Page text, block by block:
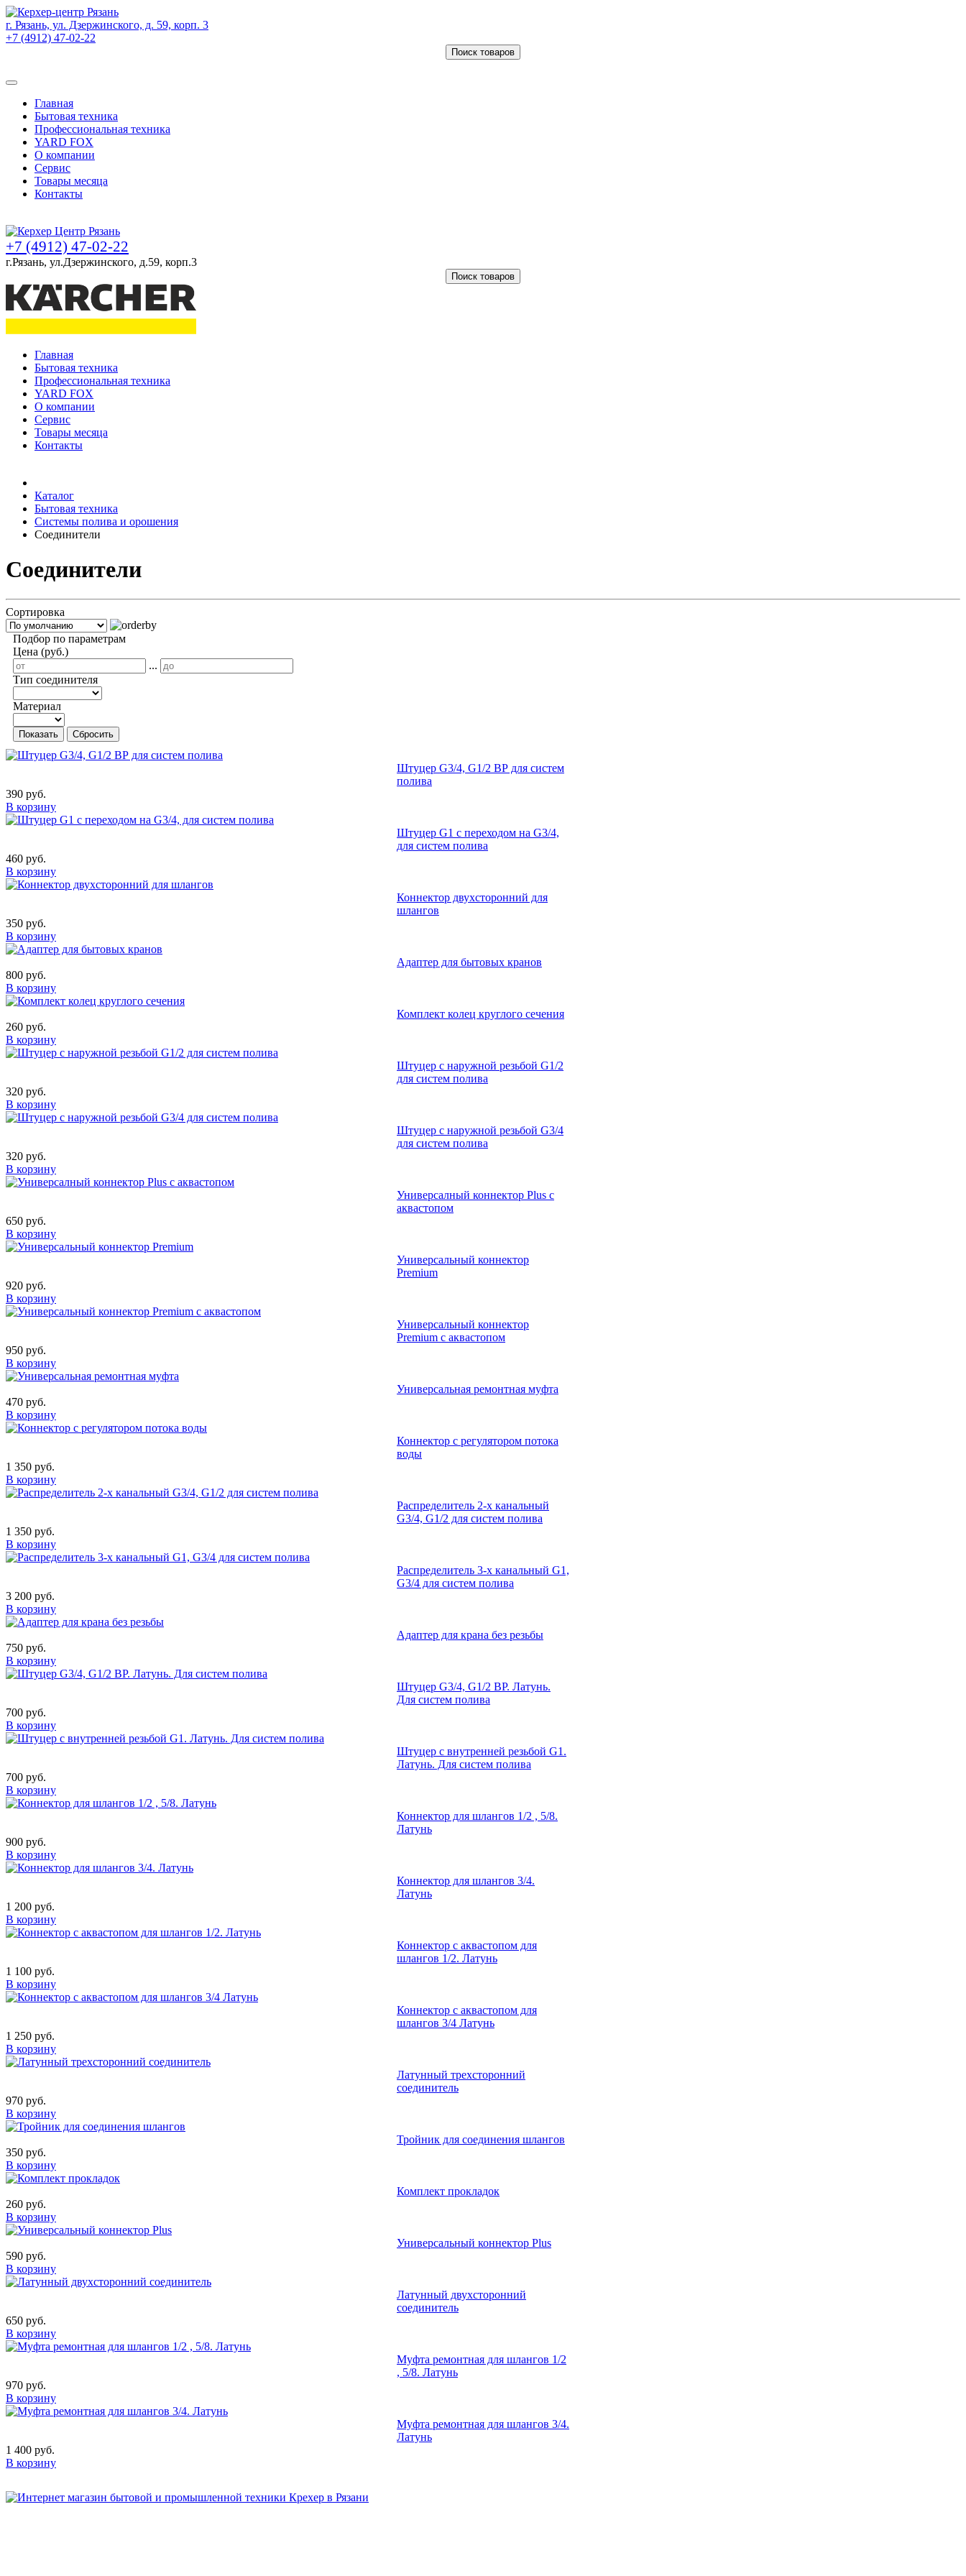
г. Рязань, ул. Дзержинского, д. 59, корп. 3
+7 (4912) 47-02-22
Поиск товаров
Главная
Бытовая техника
Профессиональная техника
YARD FOX
О компании
Сервис
Товары месяца
Контакты
+7 (4912) 47-02-22
г.Рязань, ул.Дзержинского, д.59, корп.3
Поиск товаров
Главная
Бытовая техника
Профессиональная техника
YARD FOX
О компании
Сервис
Товары месяца
Контакты
Каталог
Бытовая техника
Системы полива и орошения
Соединители
Соединители
Сортировка
Подбор по параметрам
Цена (руб.)
...
Тип соединителя
Материал
Показать Сбросить
Штуцер G3/4, G1/2 ВР для систем
полива
390 руб.
В корзину
Штуцер G1 с переходом на G3/4,
для систем полива
460 руб.
В корзину
Коннектор двухсторонний для
шлангов
350 руб.
В корзину
Адаптер для бытовых кранов
800 руб.
В корзину
Комплект колец круглого сечения
260 руб.
В корзину
Штуцер с наружной резьбой G1/2
для систем полива
320 руб.
В корзину
Штуцер с наружной резьбой G3/4
для систем полива
320 руб.
В корзину
Универсалный коннектор Plus с
аквастопом
650 руб.
В корзину
Универсальный коннектор
Premium
920 руб.
В корзину
Универсальный коннектор
Premium с аквастопом
950 руб.
В корзину
Универсальная ремонтная муфта
470 руб.
В корзину
Коннектор с регулятором потока
воды
1 350 руб.
В корзину
Распределитель 2-х канальный
G3/4, G1/2 для систем полива
1 350 руб.
В корзину
Распределитель 3-х канальный G1,
G3/4 для систем полива
3 200 руб.
В корзину
Адаптер для крана без резьбы
750 руб.
В корзину
Штуцер G3/4, G1/2 ВР. Латунь.
Для систем полива
700 руб.
В корзину
Штуцер с внутренней резьбой G1.
Латунь. Для систем полива
700 руб.
В корзину
Коннектор для шлангов 1/2 , 5/8.
Латунь
900 руб.
В корзину
Коннектор для шлангов 3/4.
Латунь
1 200 руб.
В корзину
Коннектор с аквастопом для
шлангов 1/2. Латунь
1 100 руб.
В корзину
Коннектор с аквастопом для
шлангов 3/4 Латунь
1 250 руб.
В корзину
Латунный трехсторонний
соединитель
970 руб.
В корзину
Тройник для соединения шлангов
350 руб.
В корзину
Комплект прокладок
260 руб.
В корзину
Универсальный коннектор Plus
590 руб.
В корзину
Латунный двухсторонний
соединитель
650 руб.
В корзину
Муфта ремонтная для шлангов 1/2
, 5/8. Латунь
970 руб.
В корзину
Муфта ремонтная для шлангов 3/4.
Латунь
1 400 руб.
В корзину